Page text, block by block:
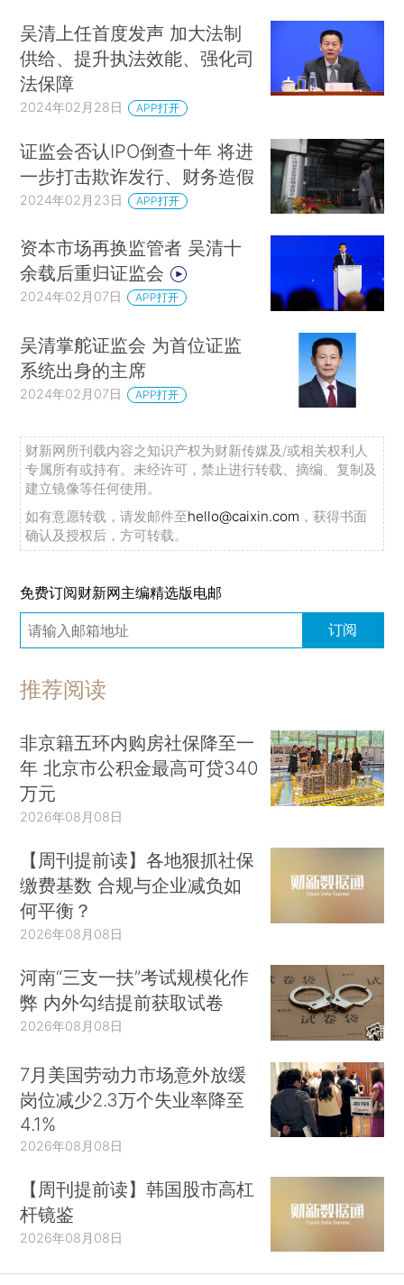
吴清上任首度发声 加大法制
供给、提升执法效能、强化司
法保障
2024年02月28日 APP打开
证监会否认IPO倒查十年 将进
一步打击欺诈发行、财务造假
2024年02月23日 APP打开
资本市场再换监管者 吴清十
余载后重归证监会
2024年02月07日 APP打开
吴清掌舵证监会 为首位证监
系统出身的主席
2024年02月07日 APP打开
财新网所刊载内容之知识产权为财新传媒及/或相关权利人
专属所有或持有。未经许可，禁止进行转载、摘编、复制及
建立镜像等任何使用。
如有意愿转载，请发邮件至hello@caixin.com ，获得书面
确认及授权后，方可转载。
免费订阅财新网主编精选版电邮
订阅
推荐阅读
非京籍五环内购房社保降至一
年 北京市公积金最高可贷340
万元
2026年08月08日
【周刊提前读】各地狠抓社保
缴费基数 合规与企业减负如
何平衡？
2026年08月08日
河南“三支一扶”考试规模化作
弊 内外勾结提前获取试卷
2026年08月08日
7月美国劳动力市场意外放缓
岗位减少2.3万个失业率降至
4.1%
2026年08月08日
【周刊提前读】韩国股市高杠
杆镜鉴
2026年08月08日